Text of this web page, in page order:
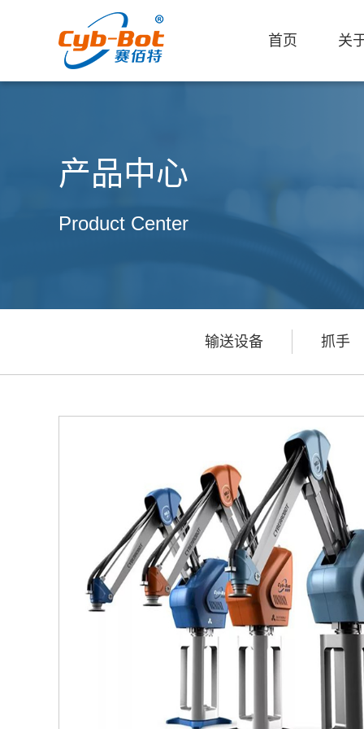
首页 关
产品中心
Product Center
输送设备 抓手